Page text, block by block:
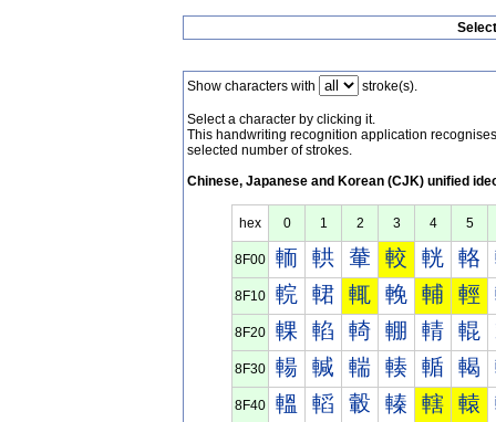
Show characters with stroke(s).
Select a character by clicking it.
This handwriting recognition application
selected number of strokes.
Chinese, Japanese and Korean (CJK) unified
hex 0 1 2 3 4 5
8F00 輀 輁 輂 較 輄 輅
8F10 輐 輑 輒 輓 輔 輕
8F20 輠 輡 輢 輣 輤 輥
8F30 輰 輱 輲 輳 輴 輵
8F40 轀 轁 轂 轃 轄 轅